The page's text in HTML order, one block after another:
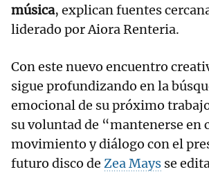
música, explican fuentes
liderado por Aiora Renteria.
Con este nuevo encuentro
sigue profundizando en la
emocional de su próximo
su voluntad de “mantenerse en
movimiento y diálogo con el
futuro disco de Zea Mays se